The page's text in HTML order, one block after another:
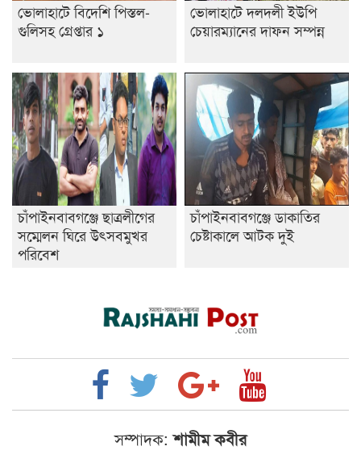
ভোলাহাটে বিদেশি পিস্তল-
গুলিসহ গ্রেপ্তার ১
ভোলাহাটে দলদলী ইউপি
চেয়ারম্যানের দাফন সম্পন্ন
চাঁপাইনবাবগঞ্জে ছাত্রলীগের
সম্মেলন ঘিরে উৎসবমুখর
পরিবেশ
চাঁপাইনবাবগঞ্জে ডাকাতির
চেষ্টাকালে আটক দুই
সম্পাদক: শামীম কবীর